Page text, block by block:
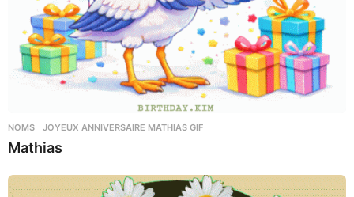
NOMS JOYEUX ANNIVERSAIRE MATHIAS GIF
Mathias